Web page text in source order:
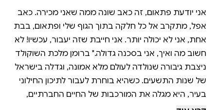
אני יודעת פתאום, זה כאב שונה ממה שאני מכירה. כאב
אפל, מתקרב אל כל חלקה בתוך הגוף שלי ופתאום, בבת
אחת, אני לא יכולה יותר. אני חייבת שזה יעבור, עכשיו! לא
חשוב מה ואיך, אני בסכנה גדולה." ברומן מלכת השוקולד
ניצבת גיבורה שנולדה לעולם מלא אמונה, וגדלה בישראל
של שנות התשעים. כשהיא בוחרת לעבור לתיכון החילוני
בעיר, היא מגלה את המורכבות של החיים החברתיים,
העמידה על הבמה חשופה באור הזרקורים, התנסויות